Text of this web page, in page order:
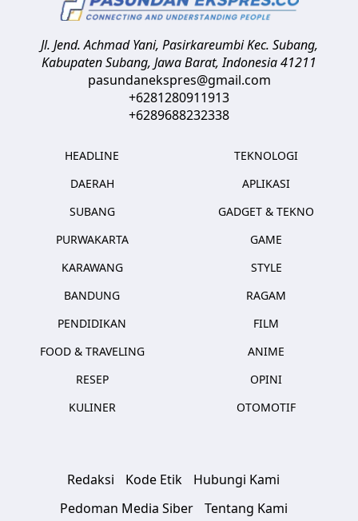
Jl. Jend. Achmad Yani, Pasirkareumbi Kec. Subang,
Kabupaten Subang, Jawa Barat,Indonesia41211
pasundanekspres@gmail.com
+6281280911913
+6289688232338
HEADLINE
DAERAH
SUBANG
PURWAKARTA
KARAWANG
BANDUNG
PENDIDIKAN
FOOD & TRAVELING
RESEP
KULINER
TEKNOLOGI
APLIKASI
GADGET & TEKNO
GAME
STYLE
RAGAM
FILM
ANIME
OPINI
OTOMOTIF
Redaksi Kode Etik
Hubungi Kami
Pedoman Media Siber
Tentang Kami